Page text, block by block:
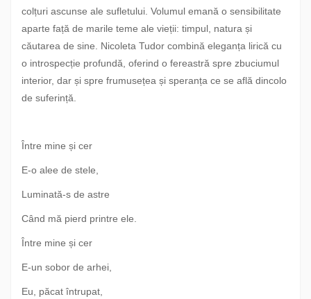
colțuri ascunse ale sufletului. Volumul emană o sensibilitate
aparte față de marile teme ale vieții: timpul, natura și
căutarea de sine. Nicoleta Tudor combină eleganța lirică cu
o introspecție profundă, oferind o fereastră spre zbuciumul
interior, dar și spre frumusețea și speranța ce se află dincolo
de suferință.
Între mine și cer
E-o alee de stele,
Luminată-s de astre
Când mă pierd printre ele.
Între mine și cer
E-un sobor de arhei,
Eu, păcat întrupat,